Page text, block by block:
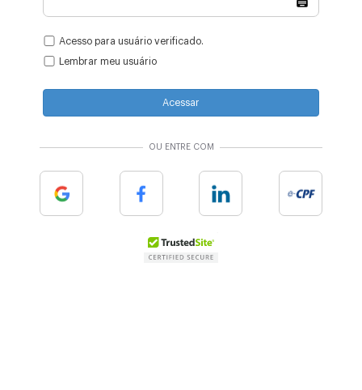
Acesso para usuário verificado.
Lembrar meu usuário
Acessar
OU ENTRE COM